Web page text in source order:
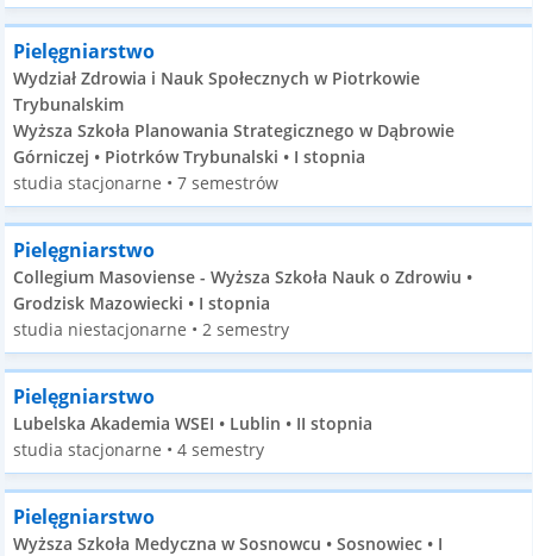
Pielęgniarstwo
Wydział Zdrowia i Nauk Społecznych w Piotrkowie
Trybunalskim
Wyższa Szkoła Planowania Strategicznego w Dąbrowie
Górniczej • Piotrków Trybunalski • I stopnia
studia stacjonarne • 7 semestrów
Pielęgniarstwo
Collegium Masoviense - Wyższa Szkoła Nauk o Zdrowiu •
Grodzisk Mazowiecki • I stopnia
studia niestacjonarne • 2 semestry
Pielęgniarstwo
Lubelska Akademia WSEI • Lublin • II stopnia
studia stacjonarne • 4 semestry
Pielęgniarstwo
Wyższa Szkoła Medyczna w Sosnowcu • Sosnowiec • I